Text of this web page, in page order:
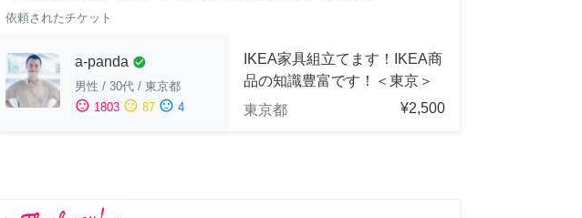
依頼されたチケット
a-panda check_circle
男性 / 30代 / 東京都
sentiment_satisfied 1803 sentiment_neutral 87 sentiment_dissatisfied 4
IKEA家具組立てます！IKEA商
品の知識豊富です！＜東京＞
東京都
¥2,500